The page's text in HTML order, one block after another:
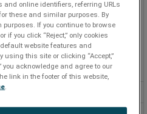
online identifiers, referring URLs
these and similar purposes. By
purposes. If you continue to browse
if you click “Reject,” only cookies
website features and
using this site or clicking “Accept,”
you acknowledge and agree to our
link in the footer of this website,